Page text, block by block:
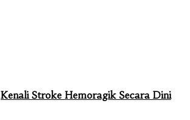
Kenali Stroke Hemoragik Secara Dini